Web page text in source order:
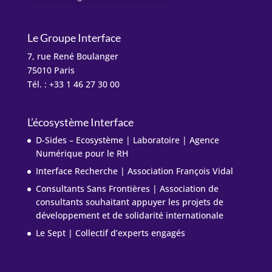
Le Groupe Interface
7, rue René Boulanger
75010 Paris
Tél. : +33 1 46 27 30 00
L’écosystème Interface
D-Sides – Ecosystème | Laboratoire | Agence
Numérique pour le RH
Interface Recherche | Association François Vidal
Consultants Sans Frontières | Association de
consultants souhaitant appuyer les projets de
développement et de solidarité internationale
Le Sept | Collectif d’experts engagés